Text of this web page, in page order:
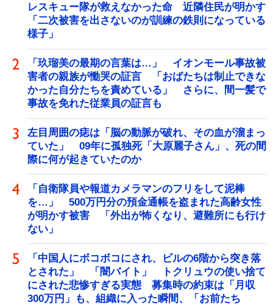
レスキュー隊が救えなかった命 近隣住民が明かす
「二次被害を出さないのが訓練の鉄則になっている
様子」
「玖瑠美の最期の言葉は…」 イオンモール事故被
害者の親族が慟哭の証言 「おばたちは制止できな
かった自分たちを責めている」 さらに、間一髪で
事故を免れた従業員の証言も
左目周囲の痣は「脳の動脈が破れ、その血が溜まっ
ていた」 09年に孤独死「大原麗子さん」、死の間
際に何が起きていたのか
「自衛隊員や報道カメラマンのフリをして泥棒
を…」 500万円分の預金通帳を盗まれた高齢女性
が明かす被害 「外出が怖くなり、避難所にも行け
ない」
「中国人にボコボコにされ、ビルの6階から突き落
とされた」 「闇バイト」 トクリュウの使い捨て
にされた悲惨すぎる実態 募集時の約束は「月収
300万円」も、組織に入った瞬間、「お前たち